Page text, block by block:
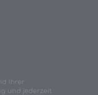
Ihrer
und jederzeit